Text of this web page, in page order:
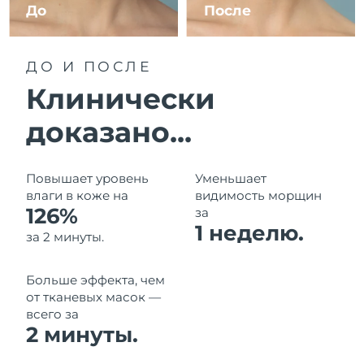
До После
ДО И ПОСЛЕ
Клинически
доказано...
Повышает уровень
влаги в коже на
126%
за 2 минуты.
Уменьшает
видимость морщин
за
1 неделю.
Больше эффекта, чем
от тканевых масок —
всего за
2 минуты.
Ожидаемая дата доставки
Италия
Япония
Джерси
Ожидаемая дата доставки
14/8/26
Казахстан
Ожидаемая дата доставки
11/8/26
Кувейт
Латвия